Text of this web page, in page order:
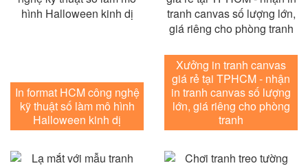
In format HCM công nghệ
kỹ thuật số làm mô hình
Halloween kinh dị
Xưởng in tranh canvas
giá rẻ tại TPHCM - nhận
in tranh canvas số lượng
lớn, giá riêng cho phòng
tranh